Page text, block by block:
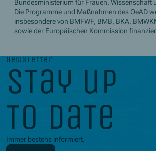
Bundesministerium für Frauen, Wissenschaft
Die Programme und Maßnahmen des OeAD
insbesondere von BMFWF, BMB, BKA,
sowie der Europäischen Kommission
newsletter
stay up
to date
Immer bestens informiert.